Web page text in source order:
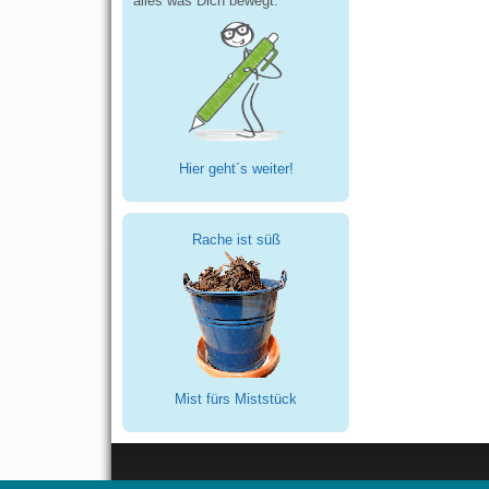
Hier geht´s weiter!
Rache ist süß
Mist fürs Miststück